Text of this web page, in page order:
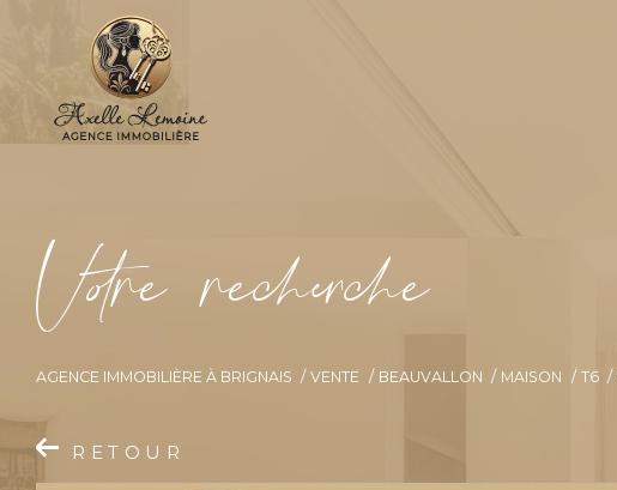
Vore recece
AGENCE IMMOBILIÈRE À BRIGNAIS VENTE BEAUVALLON MAISON T6
RETOUR